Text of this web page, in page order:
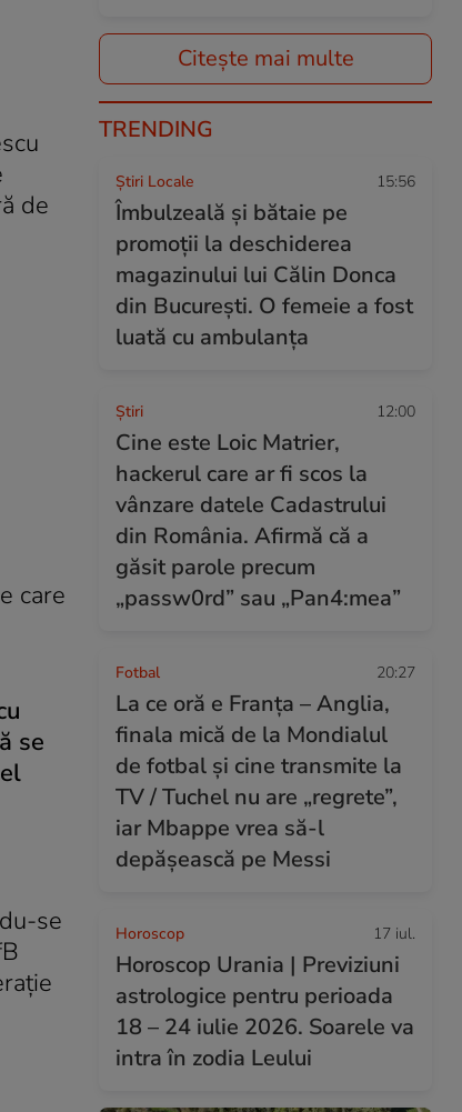
de
care
se
se
Citește mai multe
TRENDING
Știri Locale 15:56
Îmbulzeală și bătaie pe
promoții la deschiderea
magazinului lui Călin Donca
din București. O femeie a fost
luată cu ambulanța
Ştiri 12:00
Cine este Loic Matrier,
hackerul care ar fi scos la
vânzare datele Cadastrului
din România. Afirmă că a
găsit parole precum
„passw0rd” sau „Pan4:mea”
Fotbal 20:27
La ce oră e Franța – Anglia,
finala mică de la Mondialul
de fotbal și cine transmite la
TV / Tuchel nu are „regrete”,
iar Mbappe vrea să-l
depășească pe Messi
Horoscop 17 iul.
Horoscop Urania | Previziuni
astrologice pentru perioada
18 – 24 iulie 2026. Soarele va
intra în zodia Leului